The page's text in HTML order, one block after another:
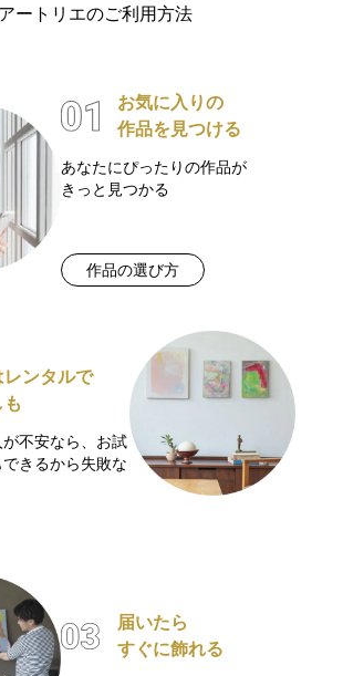
アートリエのご利用方法
お気に入りの
作品を見つける
あなたにぴったりの作品が
きっと見つかる
作品の選び方
レンタルで
不安なら、お試
きるから失敗な
届いたら
すぐに飾れる